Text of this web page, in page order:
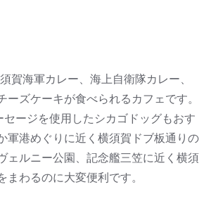
賀海軍カレー、海上自衛隊カレー、
ーズケーキが食べられるカフェです。
セージを使用したシカゴドッグもおす
軍港めぐりに近く横須賀ドブ板通りの
ェルニー公園、記念艦三笠に近く横須
まわるのに大変便利です。